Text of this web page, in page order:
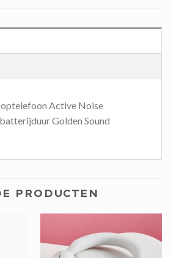
Active Noise
Golden Sound
PRODUCTEN